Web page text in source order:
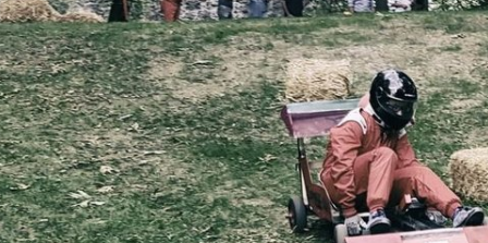
Kulinarik
Erlebnisse
Tagungshotel Allgäu
Lerch Businesswelten
Tagungsräume
Technik & Inklusivleistungen
Kulinarische Begleitung
Gruppenevents